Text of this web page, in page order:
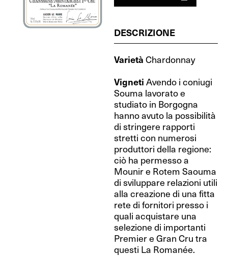
DESCRIZIONE
Varietà Chardonnay
Vigneti Avendo i coniugi
Souma lavorato e
studiato in Borgogna
hanno avuto la possibilità
di stringere rapporti
stretti con numerosi
produttori della regione:
ciò ha permesso a
Mounir e Rotem Saouma
di sviluppare relazioni utili
alla creazione di una fitta
rete di fornitori presso i
quali acquistare una
selezione di importanti
Premier e Gran Cru tra
questi La Romanée.